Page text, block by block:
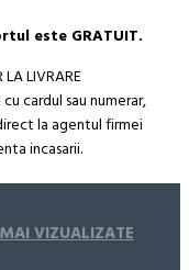
este GRATUIT.
LA LIVRARE
cardul sau numerar,
la agentul firmei
incasarii.
si este asigurata de
în decursul a 24-
VIZUALIZATE